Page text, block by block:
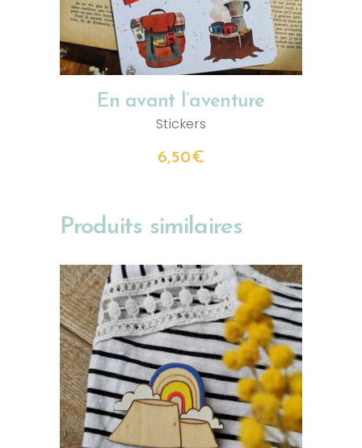
En avant l’aventure
Stickers
6,50€
Produits similaires
AJOUTER AU PANIER